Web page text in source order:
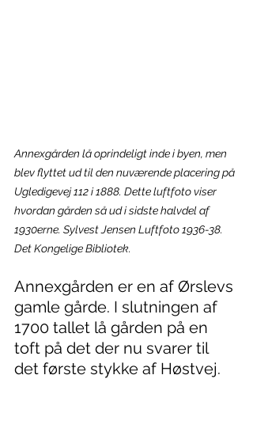
Annexgården lå oprindeligt inde i byen, men
blev flyttet ud til den nuværende placering på
Ugledigevej 112 i 1888. Dette luftfoto viser
hvordan gården så ud i sidste halvdel af
1930erne. Sylvest Jensen Luftfoto 1936-38.
Det Kongelige Bibliotek.
Annexgården er en af Ørslevs
gamle gårde. I slutningen af
1700 tallet lå gården på en
toft på det der nu svarer til
det første stykke af Høstvej.